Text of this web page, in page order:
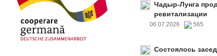
Чадыр-Лунга
ревитализации
06.07.2026 565
Состоялось